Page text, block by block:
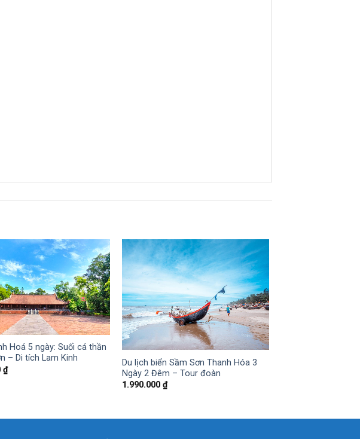
Hoá 5 ngày: Suối cá thần
– Di tích Lam Kinh
₫
Du lịch biển Sầm Sơn Thanh Hóa 3
Ngày 2 Đêm – Tour đoàn
1.990.000 ₫